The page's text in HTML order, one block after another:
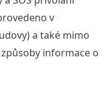
v
a také mimo
informace o